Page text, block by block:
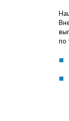
по